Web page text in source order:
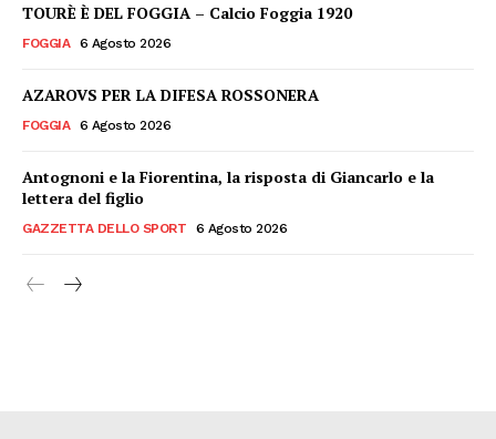
TOURÈ È DEL FOGGIA – Calcio Foggia 1920
FOGGIA 6 Agosto 2026
AZAROVS PER LA DIFESA ROSSONERA
FOGGIA 6 Agosto 2026
Antognoni e la Fiorentina, la risposta di Giancarlo e la
lettera del figlio
GAZZETTA DELLO SPORT 6 Agosto 2026